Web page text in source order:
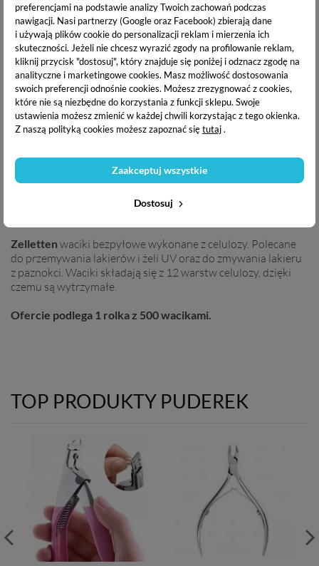
preferencjami na podstawie analizy Twoich zachowań podczas
nawigacji. Nasi partnerzy (Google oraz Facebook) zbierają dane
i używają plików cookie do personalizacji reklam i mierzenia ich
skuteczności. Jeżeli nie chcesz wyrazić zgody na profilowanie reklam,
kliknij przycisk "dostosuj", który znajduje się poniżej i odznacz zgodę na
analityczne i marketingowe cookies. Masz możliwość dostosowania
swoich preferencji odnośnie cookies. Możesz zrezygnować z cookies,
które nie są niezbędne do korzystania z funkcji sklepu. Swoje
ustawienia możesz zmienić w każdej chwili korzystając z tego okienka.
Z naszą polityką cookies możesz zapoznać siętutaj.
Dostosuj
Zaakceptuj wszystkie
Waciki bezpyłowe
perforowane do manicure
300 szt.
7,99 zł
Zelletten Waciki
Bezpyłowe 12 -
warstwowe 1000 szt. (2
ROLKI)
18,59 zł
OPIS PRODUKTU
Zelletten waciki bezpyłowe wykonane z celulozy. Polecane
do przemywania lakierów i żeli UV oraz do zmywania lakieru
z paznokci. Waciki składają się z 12 warstw celulozy, dzięki
czemu są wytrzymałe.
Ofercie podlega 1 rolka z 500 wacikami.
TOP PRODUKTY PUDEREK